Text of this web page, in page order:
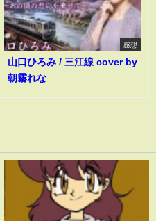
感想
山口ひろみ / 三江線 cover by
朝霧れな